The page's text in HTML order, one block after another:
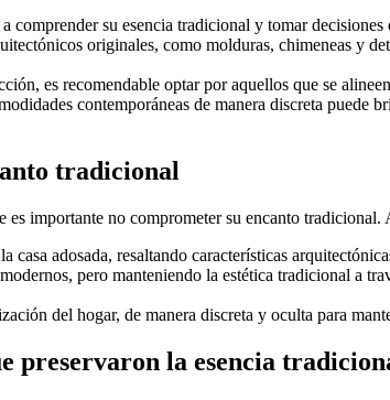
su esencia tradicional y tomar decisiones
originales, como molduras, chimeneas y
es recomendable optar por aquellos que se
contemporáneas de manera discreta puede
tradicional
importante no comprometer su encanto
adosada, resaltando características
pero manteniendo la estética tradicional a
del hogar, de manera discreta y oculta para
preservaron la esencia